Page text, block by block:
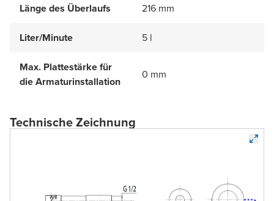
Länge des Überlaufs 216 mm
Liter/Minute 5 l
Max. Plattestärke für
die Armaturinstallation
0 mm
Technische Zeichnung